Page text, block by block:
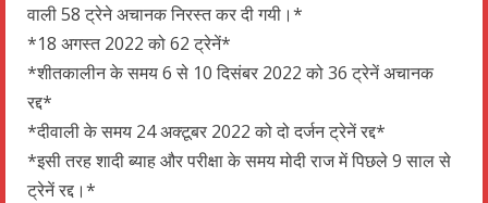
वाली 58 ट्रेने अचानक निरस्त कर दी गयी।*
*18 अगस्त 2022 को 62 ट्रेनें*
*शीतकालीन के समय 6 से 10 दिसंबर 2022 को 36 ट्रेनें अचानक
रद्द*
*दीवाली के समय 24 अक्टूबर 2022 को दो दर्जन ट्रेनें रद्द*
*इसी तरह शादी ब्याह और परीक्षा के समय मोदी राज में पिछले 9 साल से
ट्रेनें रद्द।*